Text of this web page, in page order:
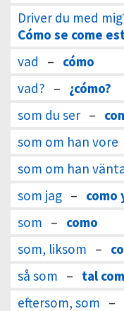
Driver du med
Cómo se come
vad
– cómo
vad? – ¿cómo?
som du ser –
som om han vore
som om han
som jag – como
som – como
som, liksom –
så som – tal
eftersom, som –